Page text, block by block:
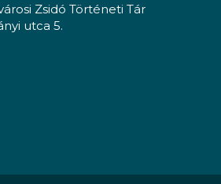
Zsidó Történeti Tár
utca 5.